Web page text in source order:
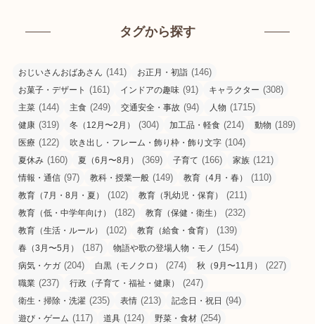
タグから探す
おじいさんおばあさん (141) お正月・初詣 (146)
お菓子・デザート (161) インドアの趣味 (91) キャラクター (308)
主菜 (144) 主食 (249) 交通安全・事故 (94) 人物 (1715)
健康 (319) 冬（12月〜2月） (304) 加工品・軽食 (214) 動物 (189)
医療 (122) 吹き出し・フレーム・飾り枠・飾り文字 (104)
夏休み (160) 夏（6月〜8月） (369) 子育て (166) 家族 (121)
情報・通信 (97) 教科・授業一般 (149) 教育（4月・春） (110)
教育（7月・8月・夏） (102) 教育（乳幼児・保育） (211)
教育（低・中学年向け） (182) 教育（保健・衛生） (232)
教育（生活・ルール） (102) 教育（給食・食育） (139)
春（3月〜5月） (187) 物語や歌の登場人物・モノ (154)
病気・ケガ (204) 白黒（モノクロ） (274) 秋（9月〜11月） (227)
職業 (237) 行政（子育て・福祉・健康） (247)
衛生・掃除・洗濯 (235) 表情 (213) 記念日・祝日 (94)
遊び・ゲーム (117) 道具 (124) 野菜・食材 (254)